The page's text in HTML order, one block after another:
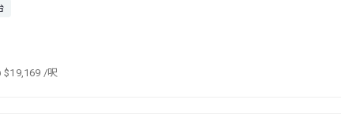
$19,169 /呎